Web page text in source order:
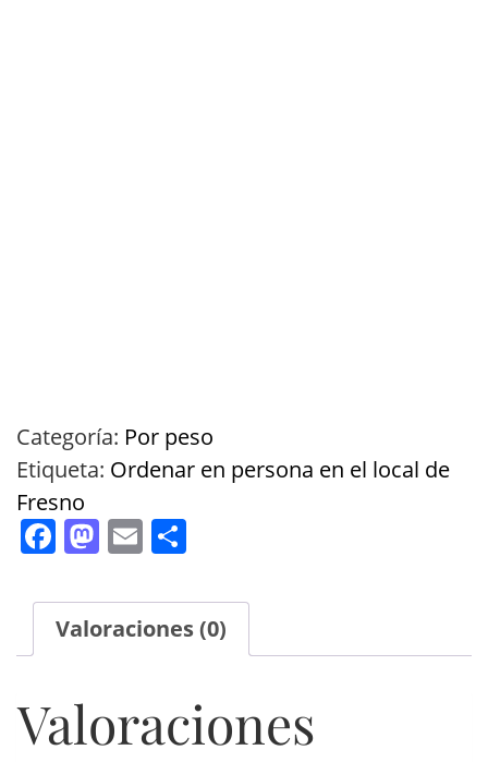
Categoría: Por peso
Etiqueta: Ordenar en persona en el local de
Fresno
Facebook
Mastodon
Email
Valoraciones (0)
Valoraciones